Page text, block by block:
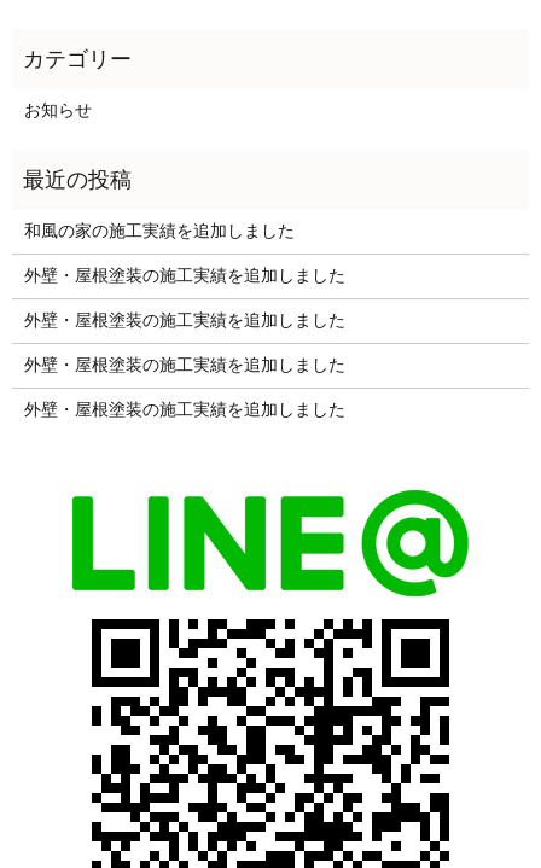
お知らせ
和風の家の施工実績を追加しました
外壁・屋根塗装の施工実績を追加しました
外壁・屋根塗装の施工実績を追加しました
外壁・屋根塗装の施工実績を追加しました
外壁・屋根塗装の施工実績を追加しました